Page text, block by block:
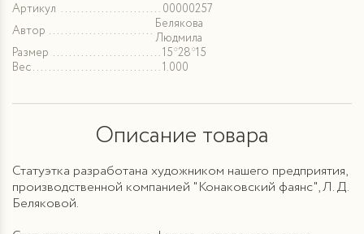
Артикул
00000257
Автор
Белякова
Людмила
Размер
15*28*15
Вес
1.000
Описание товара
Статуэтка разработана художником нашего предприятия,
производственной компанией "Конаковский фаянс", Л. Д.
Беляковой.